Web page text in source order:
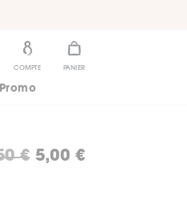
COMPTE PANIER
Promo
€ Le
5,00 €Le